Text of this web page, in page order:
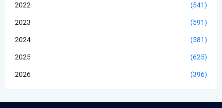
2022 (541)
2023 (591)
2024 (581)
2025 (625)
2026 (396)